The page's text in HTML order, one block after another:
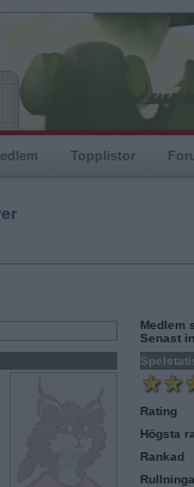
Topplistor
Medlem
Senast
Rating
Högsta
Rankad